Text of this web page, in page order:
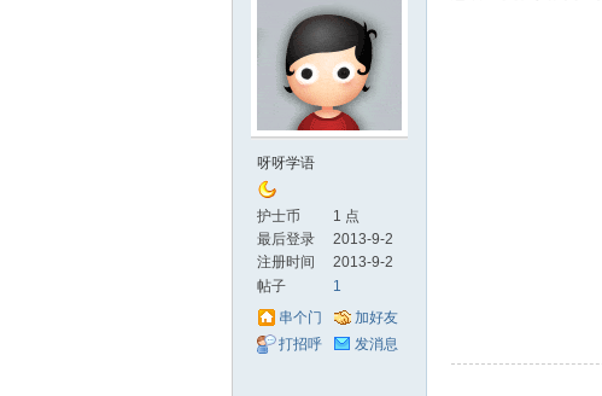
呀呀学语
护士币
1 点
最后登录
2013-9-2
注册时间
2013-9-2
帖子
1
串个门
加好友
打招呼
发消息